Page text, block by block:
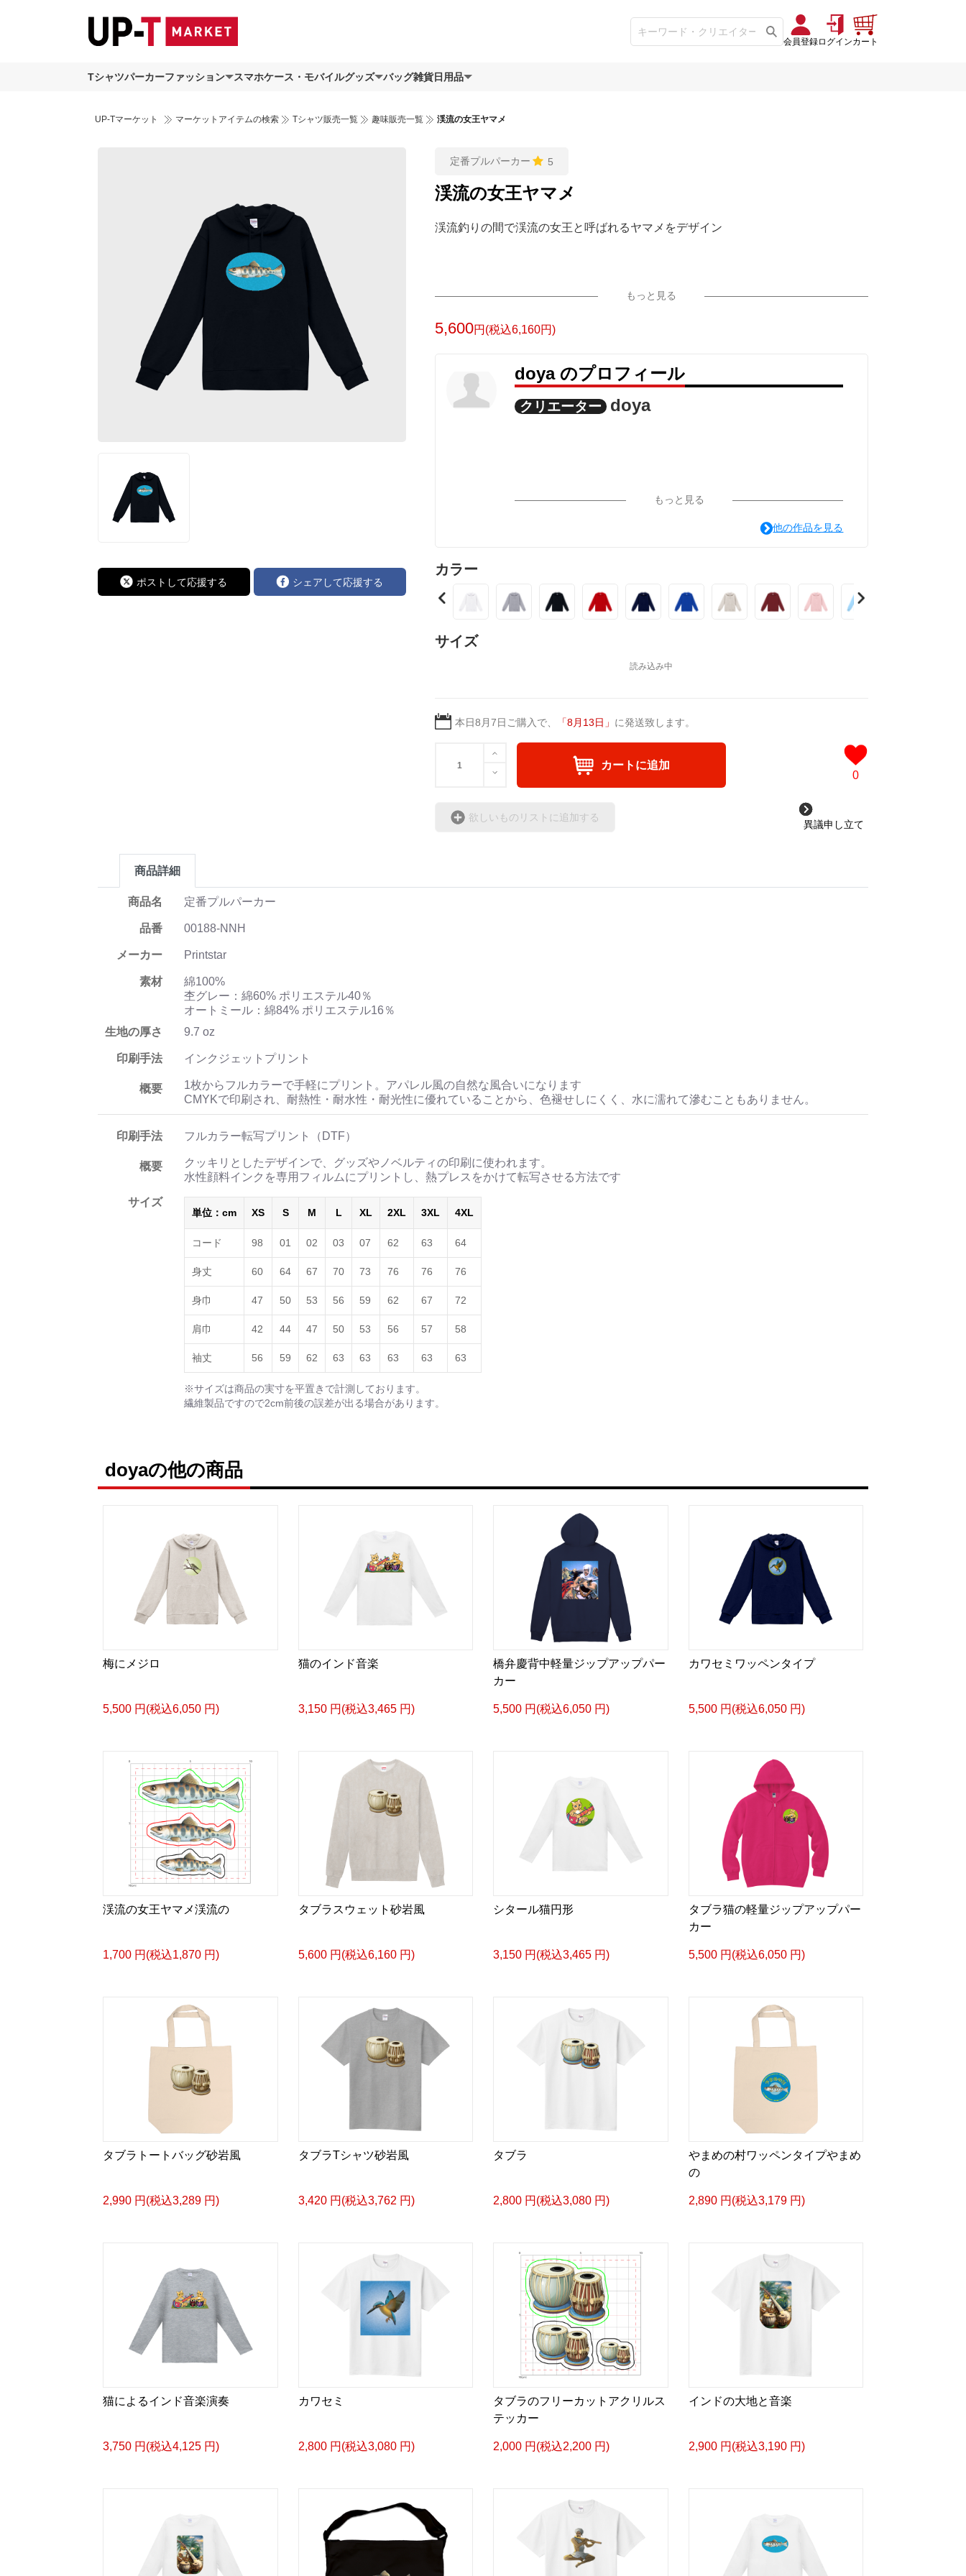
会員登録ログインカート
Tシャツパーカーファッション スマホケース・モバイルグッズ バッグ雑貨日用品
UP-Tマーケット マーケットアイテムの検索 Tシャツ販売一覧 趣味販売一覧 渓流の女王ヤマメ
ポストして応援する シェアして応援する
定番プルパーカー 5
渓流の女王ヤマメ
渓流釣りの間で渓流の女王と呼ばれるヤマメをデザイン
もっと見る
5,600円(税込6,160円)
doya のプロフィール
クリエーター doya
もっと見る
他の作品を見る
カラー
サイズ
本日8月7日 ご購入で、 「8月13日 」 に発送致します。
カートに追加
0
欲しいものリストに追加する
異議申し立て
商品詳細
商品名 定番プルパーカー
品番 00188-NNH
メーカー Printstar
素材
綿100%
杢グレー：綿60% ポリエステル40％
オートミール：綿84% ポリエステル16％
生地の厚さ
9.7 oz
印刷手法 インクジェットプリント
概要
1枚からフルカラーで手軽にプリント。アパレル風の自然な風合いになります
CMYKで印刷され、耐熱性・耐水性・耐光性に優れていることから、色褪せしにくく、水に濡れて滲むこともありません。
印刷手法 フルカラー転写プリント（DTF）
概要
クッキリとしたデザインで、グッズやノベルティの印刷に使われます。
水性顔料インクを専用フィルムにプリントし、熱プレスをかけて転写させる方法です
サイズ
単位：cm XS S M L XL 2XL 3XL 4XL
コード 98 01 02 03 07 62 63 64
身丈 60 64 67 70 73 76 76 76
身巾 47 50 53 56 59 62 67 72
肩巾 42 44 47 50 53 56 57 58
袖丈 56 59 62 63 63 63 63 63
※サイズは商品の実寸を平置きで計測しております。
繊維製品ですので2cm前後の誤差が出る場合があります。
doyaの他の商品
梅にメジロ
5,500 円(税込6,050 円)
猫のインド音楽
3,150 円(税込3,465 円)
橋弁慶背中軽量ジップアップパー
カー
5,500 円(税込6,050 円)
カワセミワッペンタイプ
5,500 円(税込6,050 円)
渓流の女王ヤマメ渓流の
1,700 円(税込1,870 円)
タブラスウェット砂岩風
5,600 円(税込6,160 円)
シタール猫円形
3,150 円(税込3,465 円)
タブラ猫の軽量ジップアップパー
カー
5,500 円(税込6,050 円)
タブラトートバッグ砂岩風
2,990 円(税込3,289 円)
タブラTシャツ砂岩風
3,420 円(税込3,762 円)
タブラ
2,800 円(税込3,080 円)
やまめの村ワッペンタイプやまめ
の
2,890 円(税込3,179 円)
猫によるインド音楽演奏
3,750 円(税込4,125 円)
カワセミ
2,800 円(税込3,080 円)
タブラのフリーカットアクリルス
テッカー
2,000 円(税込2,200 円)
インドの大地と音楽
2,900 円(税込3,190 円)